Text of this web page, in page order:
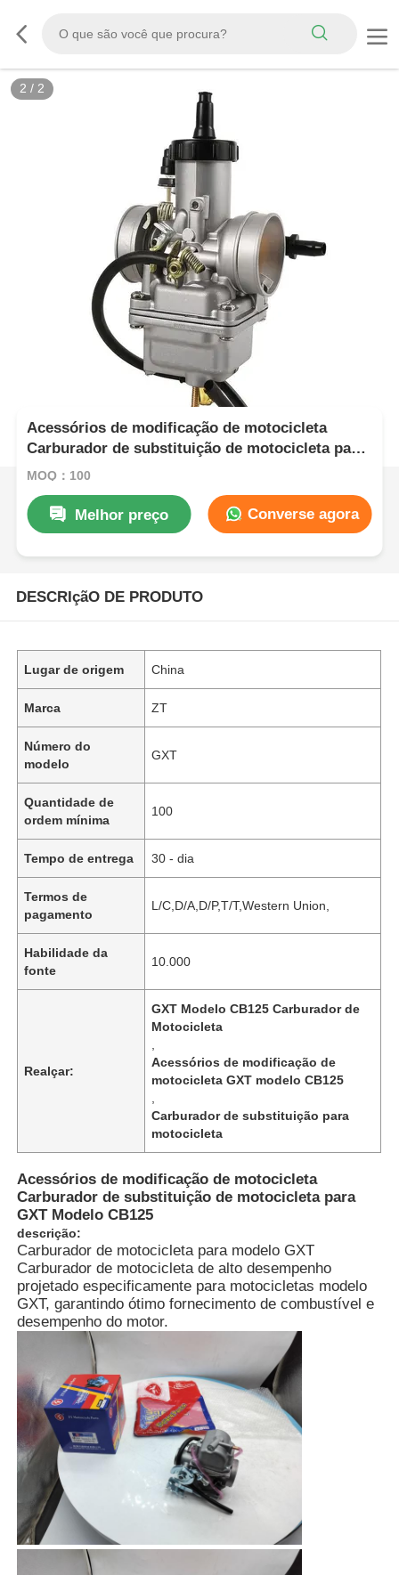
2 / 2
Acessórios de modificação de motocicleta
Carburador de substituição de motocicleta para
GXT Modelo CB125
MOQ：100
Melhor preço Converse agora
DESCRIçãO DE PRODUTO
Lugar de origem China
Marca ZT
Número do
modelo
GXT
Quantidade de
ordem mínima
100
Tempo de entrega 30 - dia
Termos de
pagamento
L/C,D/A,D/P,T/T,Western Union,
Habilidade da
fonte
10.000
Realçar:
GXT Modelo CB125 Carburador de
Motocicleta
Acessórios de modificação de
motocicleta GXT modelo CB125
Carburador de substituição para
motocicleta
Acessórios de modificação de motocicleta
Carburador de substituição de motocicleta para
GXT Modelo CB125
descrição:
Carburador de motocicleta para modelo GXT
Carburador de motocicleta de alto desempenho
projetado especificamente para motocicletas modelo
GXT, garantindo ótimo fornecimento de combustível e
desempenho do motor.